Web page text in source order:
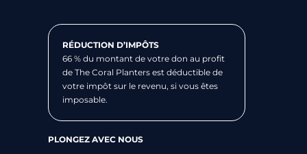
RÉDUCTION D’IMPÔTS
66 % du montant de votre don au profit
de The Coral Planters est déductible de
votre impôt sur le revenu, si vous êtes
imposable.
PLONGEZ AVEC NOUS